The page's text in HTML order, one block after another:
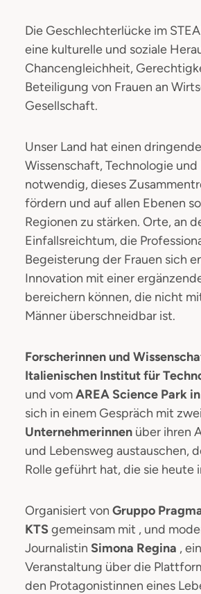
Die Geschlechterlücke im
eine kulturelle und soziale
Chancengleichheit,
Beteiligung von Frauen an
Gesellschaft.
Unser Land hat einen
Wissenschaft, Technologie und
notwendig, dieses
fördern und auf allen Ebenen
Regionen zu stärken. Orte, an
Einfallsreichtum, die
Begeisterung der Frauen sich
Innovation mit einer
bereichern können, die nicht
Männer überschneidbar ist.
Forscherinnen und
Italienischen Institut für
und vomAREA Science Park
sich in einem Gespräch mit zwei
Unternehmerinnen über ihren
und Lebensweg austauschen,
Rolle geführt hat, die sie heute
Organisiert von Gruppo
KTSgemeinsam mit , und
Journalistin Simona Regina ,
Veranstaltung über die
den Protagonistinnen eines